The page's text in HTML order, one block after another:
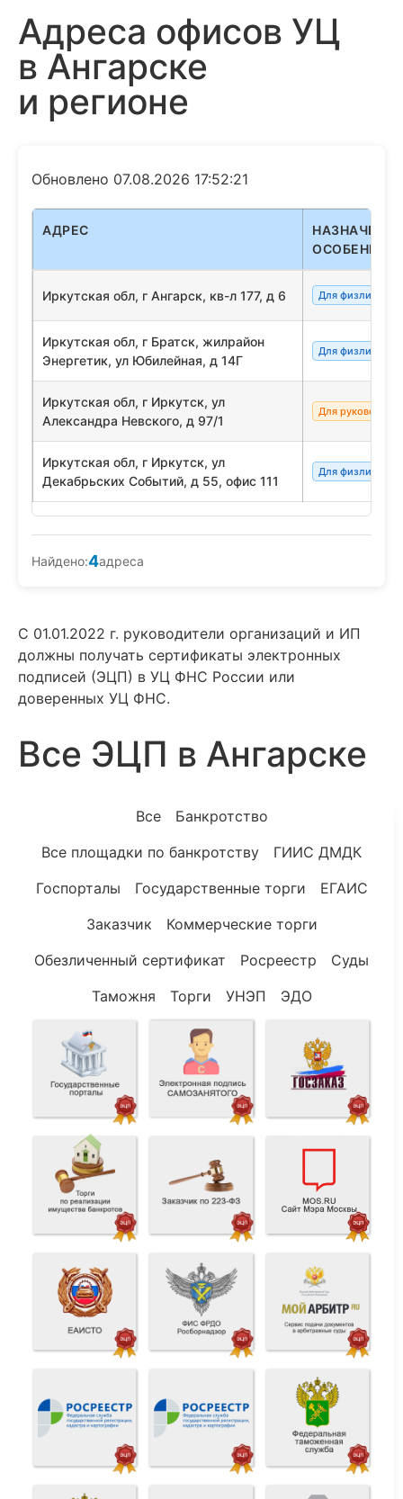
Адреса офисов УЦ
в Ангарске
и регионе
Обновлено 07.08.2026 17:52:21
АДРЕС
Иркутская обл, г Ангарск, кв-л 177, д 6 Для физлиц/
Иркутская обл, г Братск, жилрайон
Энергетик, ул Юбилейная, д 14Г
Для физлиц/
Иркутская обл, г Иркутск, ул
Александра Невского, д 97/1
Для
Иркутская обл, г Иркутск, ул
Декабрьских Событий, д 55, офис 111
Для физлиц/
Найдено:4адреса
С 01.01.2022 г. руководители организаций и ИП
должны получать сертификаты электронных
подписей (ЭЦП) в УЦ ФНС России или
доверенных УЦ ФНС.
Все ЭЦП в Ангарске
Все
Банкротство
Все площадки по банкротству
ГИИС ДМДК
Госпорталы
Государственные торги
ЕГАИС
Заказчик
Коммерческие торги
Обезличенный сертификат
Росреестр
Суды
Таможня
Торги УНЭП ЭДО